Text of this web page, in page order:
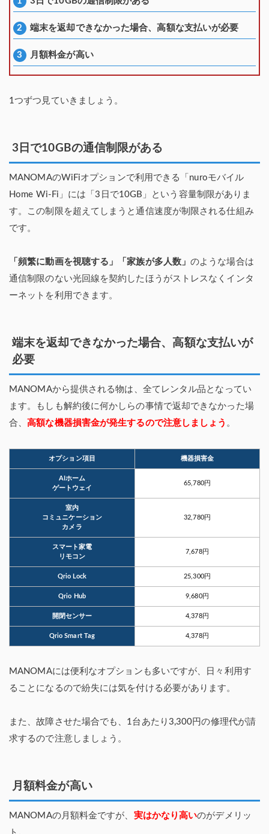
端末を返却できなかった場合、高額な支払いが必要
月額料金が高い
1つずつ見ていきましょう。
3日で10GBの通信制限がある
MANOMAのWiFiオプションで利用できる「nuroモバイル
Home Wi-Fi」には「3日で10GB」という容量制限がありま
す。この制限を超えてしまうと通信速度が制限される仕組み
です。
「頻繁に動画を視聴する」「家族が多人数」のような場合は
通信制限のない光回線を契約したほうがストレスなくインタ
ーネットを利用できます。
端末を返却できなかった場合、高額な支払いが
必要
MANOMAから提供される物は、全てレンタル品となってい
ます。もしも解約後に何かしらの事情で返却できなかった場
合、高額な機器損害金が発生するので注意しましょう 。
オプション項目 機器損害金
AIホーム
ゲートウェイ
65,780円
室内
コミュニケーション
カメラ
32,780円
スマート家電
リモコン
7,678円
Qrio Lock 25,300円
Qrio Hub 9,680円
開閉センサー 4,378円
Qrio Smart Tag 4,378円
MANOMAには便利なオプションも多いですが、日々利用す
ることになるので紛失には気を付ける必要があります。
また、故障させた場合でも、1台あたり3,300円の修理代が請
求するので注意しましょう。
月額料金が高い
MANOMAの月額料金ですが、 実はかなり高いのがデメリッ